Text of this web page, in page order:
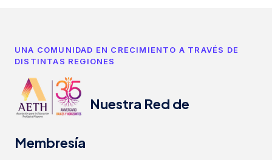
UNA COMUNIDAD EN CRECIMIENTO A TRAVÉS DE
DISTINTAS REGIONES
Nuestra Red de
Membresía